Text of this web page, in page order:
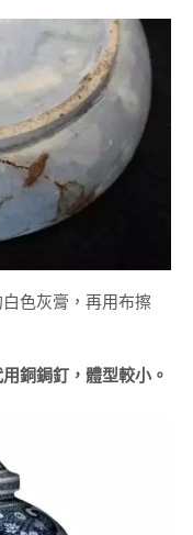
色灰膏，再用布擦
銅鋦釘，體型較小。